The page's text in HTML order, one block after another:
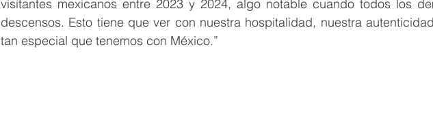
visitantes mexicanos entre 2023 y 2024, algo notable cuando todos los
descensos. Esto tiene que ver con nuestra hospitalidad, nuestra
tan especial que tenemos con México.”